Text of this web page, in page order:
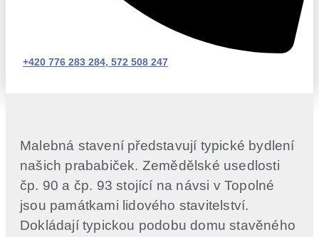
+420 776 283 284, 572 508 247
Malebná stavení představují typické bydlení
našich prababiček. Zemědělské usedlosti
čp. 90 a čp. 93 stojící na návsi v Topolné
jsou památkami lidového stavitelství.
Dokládají typickou podobu domu stavěného